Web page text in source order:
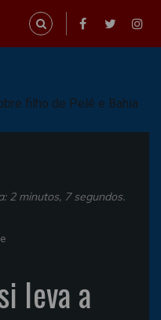
2 minutos, 7 segundos.
leva a